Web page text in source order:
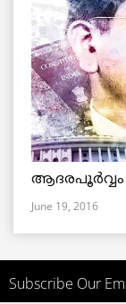
June 19, 2016
Subscribe Our